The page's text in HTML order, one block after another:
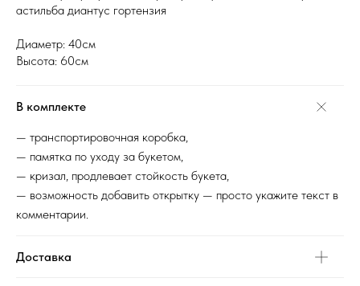
астильба диантус гортензия
Диаметр: 40см
Высота: 60см
В комплекте
— транспортировочная коробка,
— памятка по уходу за букетом,
— кризал, продлевает стойкость букета,
— возможность добавить открытку — просто укажите текст в
комментарии.
Доставка